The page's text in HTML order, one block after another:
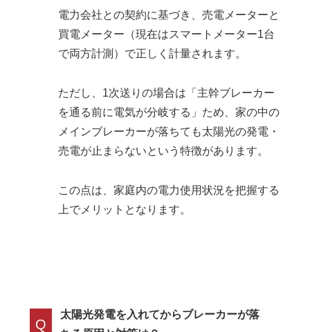
電力会社との契約に基づき、売電メーターと
買電メーター（現在はスマートメーター1台
で両方計測）で正しく計量されます。
ただし、1次送りの場合は「主幹ブレーカー
を通る前に電気が分岐する」ため、家の中の
メインブレーカーが落ちても太陽光の発電・
売電が止まらないという特徴があります。
この点は、家庭内の電力使用状況を把握する
上でメリットとなります。
Q
太陽光発電を入れてからブレーカーが落